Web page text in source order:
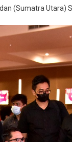
(Sumatra Utara)